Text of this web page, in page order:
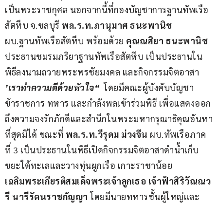
เป็นพระราชกุศล นอกจากนี้ที่กองบัญชาการฐานทัพเรือ
สัตหีบ จ.ชลบุรี พล.ร.ท.ภานุมาศ ธนะพานิช
ผบ.ฐานทัพเรือสัตหีบ พร้อมด้วย คุณณสิยา ธนะพานิช
ประธานชมรมภริยาฐานทัพเรือสัตหีบ เป็นประธานใน
พิธีลงนามถวายพระพรชัยมงคล และกิจกรรมจิตอาสา
’เราทำความดีด้วยหัวใจ“ โดยมีคณะผู้บังคับบัญชา
ข้าราชการ ทหาร และกำลังพลเข้าร่วมพิธี เพื่อแสดงออก
ถึงความจงรักภักดีและสำนึกในพระมหากรุณาธิคุณอันหา
ที่สุดมิได้ ขณะที่ พล.ร.ท.วีรุดม ม่วงจีน ผบ.ทัพเรือภาค
ที่ 3 เป็นประธานในพิธีเปิดกิจกรรมจิตอาสาดำน้ำเก็บ
ขยะใต้ทะเลและวางทุ่นผูกเรือ เกาะราชาน้อย
เฉลิมพระเกียรติสมเด็จพระเจ้าลูกเธอ เจ้าฟ้าสิริวัณณว
รี นารีรัตนราชกัญญา โดยมีนายทหารชั้นผู้ใหญ่และ